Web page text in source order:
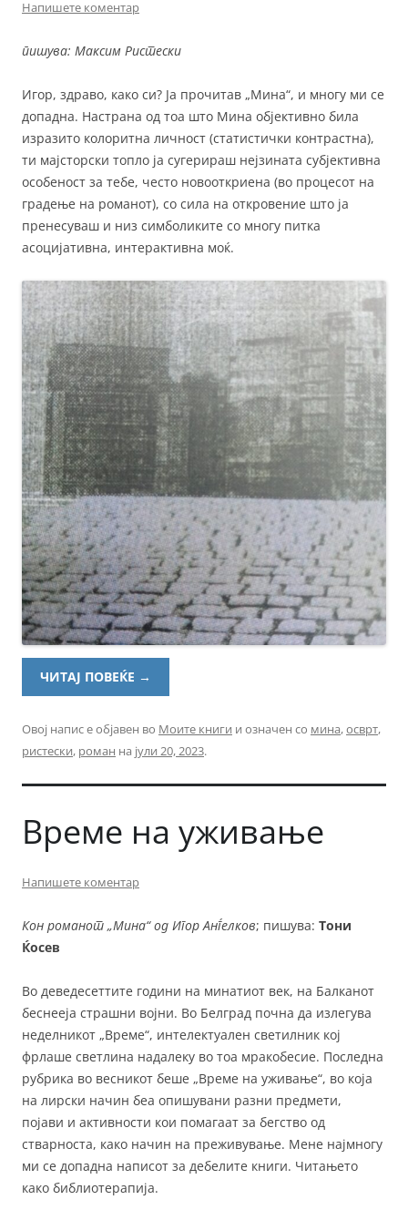
Напишете коментар
пишува: Максим Ристески
Игор, здраво, како си? Ја прочитав „Мина“, и многу ми се
допадна. Настрана од тоа што Мина објективно била
изразито колоритна личност (статистички контрастна),
ти мајсторски топло ја сугерираш нејзината субјективна
особеност за тебе, често новооткриена (во процесот на
градење на романот), со сила на откровение што ја
пренесуваш и низ симболиките со многу питка
асоцијативна, интерактивна моќ.
ЧИТАЈ ПОВЕЌЕ →
Овој напис е објавен во Моите книги и означен со мина,осврт,
ристески, роман на јули 20, 2023.
Време на уживање
Напишете коментар
Кон романот „Мина“ од Игор Анѓелков; пишува: Тони
Ќосев
Во деведесеттите години на минатиот век, на Балканот
беснееја страшни војни. Во Белград почна да излегува
неделникот „Време“, интелектуален светилник кој
фрлаше светлина надалеку во тоа мракобесие. Последна
рубрика во весникот беше „Време на уживање“, во која
на лирски начин беа опишувани разни предмети,
појави и активности кои помагаат за бегство од
стварноста, како начин на преживување. Мене најмногу
ми се допадна написот за дебелите книги. Читањето
како библиотерапија.